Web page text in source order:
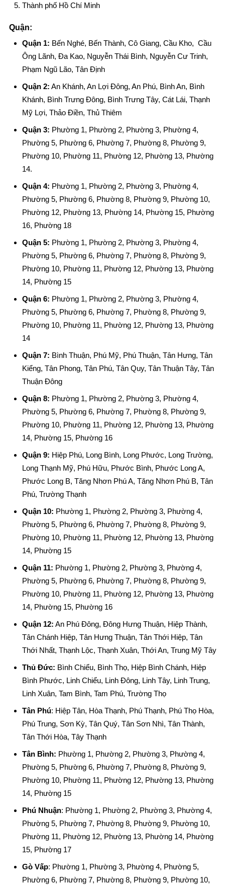
Thành phố Hồ Chí Minh
Quận:
Quận 1: Bến Nghé, Bến Thành, Cô Giang, Cầu Kho, Cầu
Ông Lãnh, Đa Kao, Nguyễn Thái Bình, Nguyễn Cư Trinh,
Phạm Ngũ Lão, Tân Định
Quận 2: An Khánh, An Lợi Đông, An Phú, Bình An, Bình
Khánh, Bình Trưng Đông, Bình Trưng Tây, Cát Lái, Thạnh
Mỹ Lợi, Thảo Điền, Thủ Thiêm
Quận 3: Phường 1, Phường 2, Phường 3, Phường 4,
Phường 5, Phường 6, Phường 7, Phường 8, Phường 9,
Phường 10, Phường 11, Phường 12, Phường 13, Phường
14.
Quận 4: Phường 1, Phường 2, Phường 3, Phường 4,
Phường 5, Phường 6, Phường 8, Phường 9, Phường 10,
Phường 12, Phường 13, Phường 14, Phường 15, Phường
16, Phường 18
Quận 5: Phường 1, Phường 2, Phường 3, Phường 4,
Phường 5, Phường 6, Phường 7, Phường 8, Phường 9,
Phường 10, Phường 11, Phường 12, Phường 13, Phường
14, Phường 15
Quận 6: Phường 1, Phường 2, Phường 3, Phường 4,
Phường 5, Phường 6, Phường 7, Phường 8, Phường 9,
Phường 10, Phường 11, Phường 12, Phường 13, Phường
14
Quận 7: Bình Thuận, Phú Mỹ, Phú Thuận, Tân Hưng, Tân
Kiểng, Tân Phong, Tân Phú, Tân Quy, Tân Thuận Tây, Tân
Thuận Đông
Quận 8: Phường 1, Phường 2, Phường 3, Phường 4,
Phường 5, Phường 6, Phường 7, Phường 8, Phường 9,
Phường 10, Phường 11, Phường 12, Phường 13, Phường
14, Phường 15, Phường 16
Quận 9: Hiệp Phú, Long Bình, Long Phước, Long Trường,
Long Thạnh Mỹ, Phú Hữu, Phước Bình, Phước Long A,
Phước Long B, Tăng Nhơn Phú A, Tăng Nhơn Phú B, Tân
Phú, Trường Thạnh
Quận 10: Phường 1, Phường 2, Phường 3, Phường 4,
Phường 5, Phường 6, Phường 7, Phường 8, Phường 9,
Phường 10, Phường 11, Phường 12, Phường 13, Phường
14, Phường 15
Quận 11: Phường 1, Phường 2, Phường 3, Phường 4,
Phường 5, Phường 6, Phường 7, Phường 8, Phường 9,
Phường 10, Phường 11, Phường 12, Phường 13, Phường
14, Phường 15, Phường 16
Quận 12: An Phú Đông, Đông Hưng Thuận, Hiệp Thành,
Tân Chánh Hiệp, Tân Hưng Thuận, Tân Thới Hiệp, Tân
Thới Nhất, Thạnh Lộc, Thạnh Xuân, Thới An, Trung Mỹ Tây
Thủ Đức: Bình Chiểu, Bình Thọ, Hiệp Bình Chánh, Hiệp
Bình Phước, Linh Chiểu, Linh Đông, Linh Tây, Linh Trung,
Linh Xuân, Tam Bình, Tam Phú, Trường Thọ
Tân Phú: Hiệp Tân, Hòa Thạnh, Phú Thạnh, Phú Thọ Hòa,
Phú Trung, Sơn Kỳ, Tân Quý, Tân Sơn Nhì, Tân Thành,
Tân Thới Hòa, Tây Thạnh
Tân Bình: Phường 1, Phường 2, Phường 3, Phường 4,
Phường 5, Phường 6, Phường 7, Phường 8, Phường 9,
Phường 10, Phường 11, Phường 12, Phường 13, Phường
14, Phường 15
Phú Nhuận: Phường 1, Phường 2, Phường 3, Phường 4,
Phường 5, Phường 7, Phường 8, Phường 9, Phường 10,
Phường 11, Phường 12, Phường 13, Phường 14, Phường
15, Phường 17
Gò Vấp: Phường 1, Phường 3, Phường 4, Phường 5,
Phường 6, Phường 7, Phường 8, Phường 9, Phường 10,